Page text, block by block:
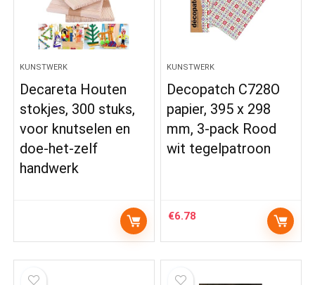
KUNSTWERK
Decareta Houten
stokjes, 300 stuks,
voor knutselen en
doe-het-zelf
handwerk
KUNSTWERK
Decopatch C728O
papier, 395 x 298
mm, 3-pack Rood
wit tegelpatroon
€6.78